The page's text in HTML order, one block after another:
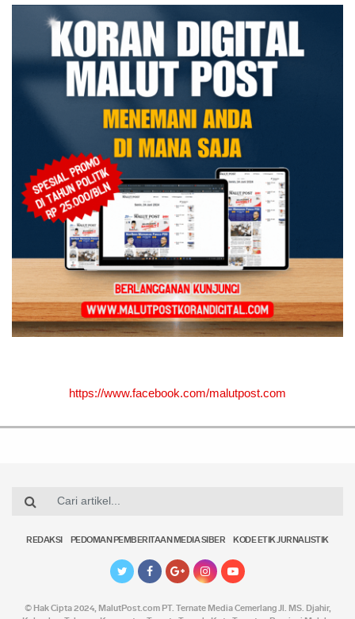
https://www.facebook.com/malutpost.com
REDAKSI PEDOMAN PEMBERITAAN MEDIA SIBER KODE ETIK JURNALISTIK
© Hak Cipta 2024, MalutPost.comPT. Ternate Media Cemerlang Jl. MS. Djahir,